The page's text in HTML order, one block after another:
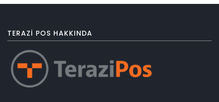
TERAZI POS HAKKINDA